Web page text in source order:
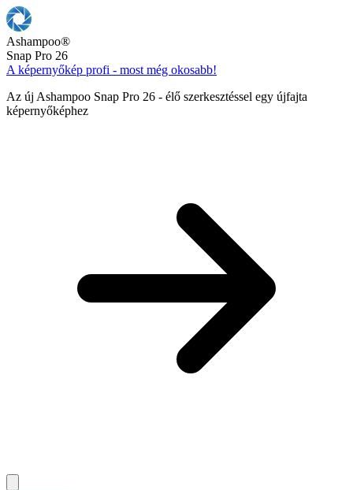
Ashampoo®
Snap Pro 26
A képernyőkép profi - most még okosabb!
Az új Ashampoo Snap Pro 26 - élő szerkesztéssel egy újfajta
képernyőképhez